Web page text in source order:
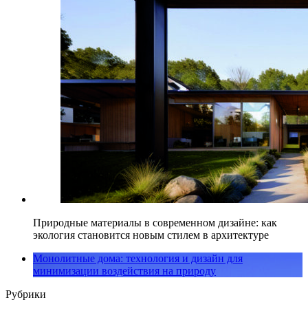
Природные материалы в современном дизайне: как
экология становится новым стилем в архитектуре
Монолитные дома: технология и дизайн для
минимизации воздействия на природу
Рубрики